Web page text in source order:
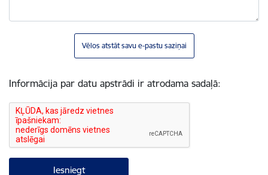
Vēlos atstāt savu e-pastu saziņai
Informācija par datu apstrādi ir atrodama sadaļā: